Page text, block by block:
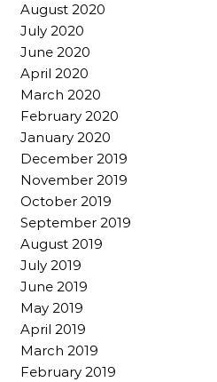
August 2020
July 2020
June 2020
April 2020
March 2020
February 2020
January 2020
December 2019
November 2019
October 2019
September 2019
August 2019
July 2019
June 2019
May 2019
April 2019
March 2019
February 2019